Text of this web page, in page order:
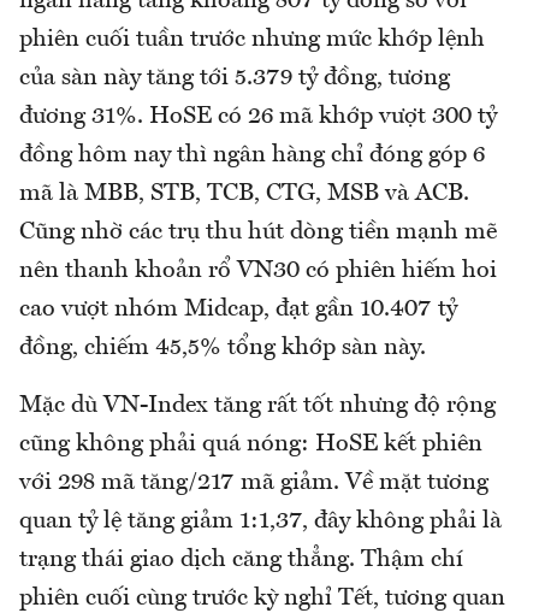
phiên cuối tuần trước nhưng mức khớp lệnh
của sàn này tăng tới 5.379 tỷ đồng, tương
đương 31%. HoSE có 26 mã khớp vượt 300 tỷ
đồng hôm nay thì ngân hàng chỉ đóng góp 6
mã là MBB, STB, TCB, CTG, MSB và ACB.
Cũng nhờ các trụ thu hút dòng tiền mạnh mẽ
nên thanh khoản rổ VN30 có phiên hiếm hoi
cao vượt nhóm Midcap, đạt gần 10.407 tỷ
đồng, chiếm 45,5% tổng khớp sàn này.
Mặc dù VN-Index tăng rất tốt nhưng độ rộng
cũng không phải quá nóng: HoSE kết phiên
với 298 mã tăng/217 mã giảm. Về mặt tương
quan tỷ lệ tăng giảm 1:1,37, đây không phải là
trạng thái giao dịch căng thẳng. Thậm chí
phiên cuối cùng trước kỳ nghỉ Tết, tương quan